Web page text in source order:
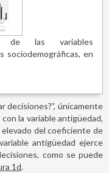
de las variables
sociodemográficas, en
decisiones?”, únicamente
la variable antigüedad,
elevado del coeficiente de
antigüedad ejerce
como se puede
1d.